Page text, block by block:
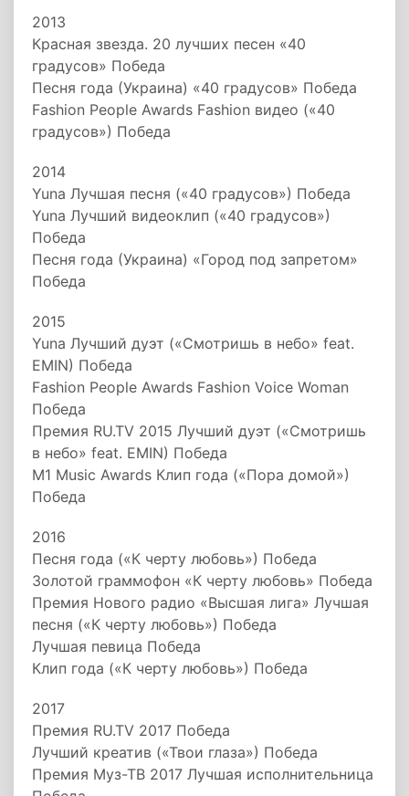
2013
Красная звезда. 20 лучших песен «40
градусов» Победа
Песня года (Украина) «40 градусов» Победа
Fashion People Awards Fashion видео («40
градусов») Победа
2014
Yuna Лучшая песня («40 градусов») Победа
Yuna Лучший видеоклип («40 градусов»)
Победа
Песня года (Украина) «Город под запретом»
Победа
2015
Yuna Лучший дуэт («Смотришь в небо» feat.
EMIN) Победа
Fashion People Awards Fashion Voice Woman
Победа
Премия RU.TV 2015 Лучший дуэт («Смотришь
в небо» feat. EMIN) Победа
M1 Music Awards Клип года («Пора домой»)
Победа
2016
Песня года («К черту любовь») Победа
Золотой граммофон «К черту любовь» Победа
Премия Нового радио «Высшая лига» Лучшая
песня («К черту любовь») Победа
Лучшая певица Победа
Клип года («К черту любовь») Победа
2017
Премия RU.TV 2017 Победа
Лучший креатив («Твои глаза») Победа
Премия Муз-ТВ 2017 Лучшая исполнительница